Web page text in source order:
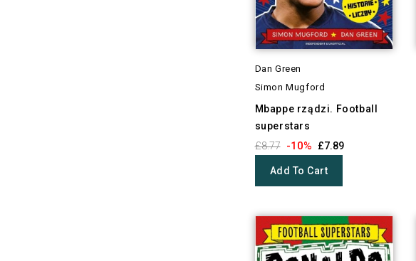
Dan Green
Simon Mugford
Mbappe rządzi. Football
superstars
£8.77 -10% £7.89
Add To Cart